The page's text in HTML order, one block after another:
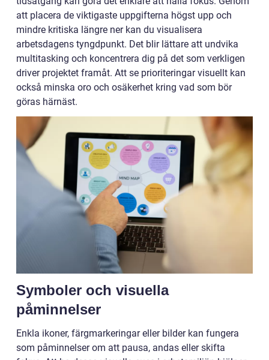
att placera de viktigaste uppgifterna högst upp och
mindre kritiska längre ner kan du visualisera
arbetsdagens tyngdpunkt. Det blir lättare att undvika
multitasking och koncentrera dig på det som verkligen
driver projektet framåt. Att se prioriteringar visuellt kan
också minska oro och osäkerhet kring vad som bör
göras härnäst.
Symboler och visuella
påminnelser
Enkla ikoner, färgmarkeringar eller bilder kan fungera
som påminnelser om att pausa, andas eller skifta